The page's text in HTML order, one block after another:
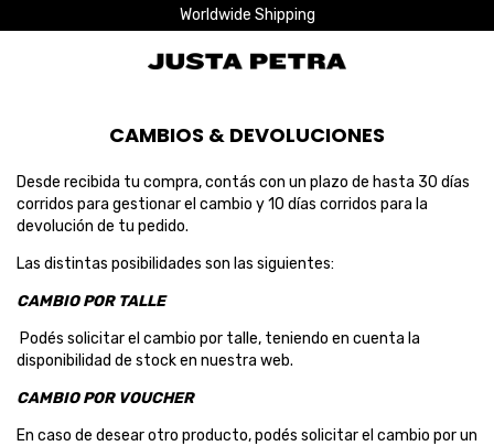
Worldwide Shipping
CAMBIOS & DEVOLUCIONES
Desde recibida tu compra, contás con un plazo de hasta 30 días
corridos para gestionar el cambio y 10 días corridos para la
devolución de tu pedido.
Las distintas posibilidades son las siguientes:
CAMBIO POR TALLE
Podés solicitar el cambio por talle, teniendo en cuenta la
disponibilidad de stock en nuestra web.
CAMBIO POR VOUCHER
En caso de desear otro producto, podés solicitar el cambio por un